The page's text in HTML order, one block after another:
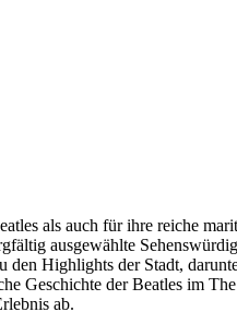
als auch für ihre reiche
ausgewählte
Highlights der Stadt,
Geschichte der Beatles im
ab.